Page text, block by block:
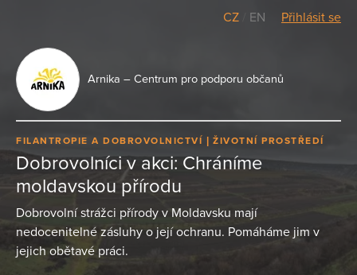
CZ EN Přihlásit se
Arnika – Centrum pro podporu občanů
FILANTROPIE A DOBROVOLNICTVÍ ŽIVOTNÍ PROSTŘEDÍ
Dobrovolníci v akci: Chráníme
moldavskou přírodu
Dobrovolní strážci přírody v Moldavsku mají
nedocenitelné zásluhy o její ochranu. Pomáháme jim v
jejich obětavé práci.